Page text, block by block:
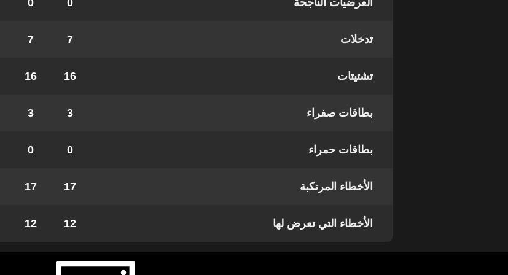
العرضيات الناجحة 0
0
تدخلات 7
7
تشتيتات 16
16
بطاقات صفراء 3
3
بطاقات حمراء 0
0
الأخطاء المرتكبة 17
17
الأخطاء التي تعرض لها 12
12